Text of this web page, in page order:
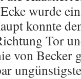
wurde
konnte
Tor
von Becker